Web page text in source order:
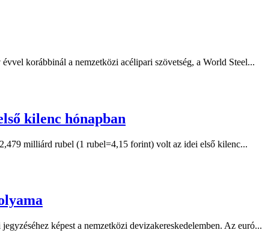
korábbinál a nemzetközi acélipari szövetség, a World Steel...
kilenc hónapban
milliárd rubel (1 rubel=4,15 forint) volt az idei első kilenc...
képest a nemzetközi devizakereskedelemben. Az euró...